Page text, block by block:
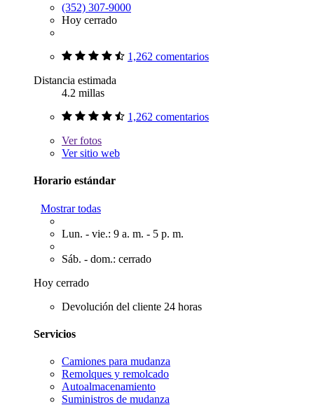
(352) 307-9000
Hoy cerrado
1,262 comentarios
Distancia estimada
4.2 millas
1,262 comentarios
Verfotos
Ver sitio web
Horario estándar
Mostrar todas
Lun. - vie.: 9 a. m. - 5 p. m.
Sáb. - dom.: cerrado
Hoy cerrado
Devolución del cliente 24 horas
Servicios
Camiones para mudanza
Remolques y remolcado
Autoalmacenamiento
Suministros de mudanza